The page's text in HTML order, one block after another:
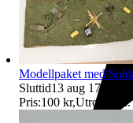
Modellpaket med
Sluttid13 aug 17:09
Pris:100 kr,Utropspris.